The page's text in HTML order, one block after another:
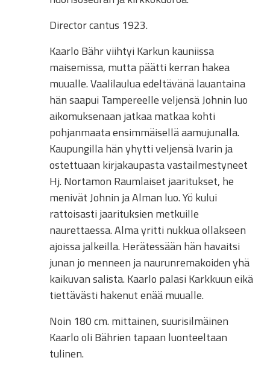
Director cantus 1923.
Kaarlo Bähr viihtyi Karkun kauniissa
maisemissa, mutta päätti kerran hakea
muualle. Vaalilaulua edeltävänä lauantaina
hän saapui Tampereelle veljensä Johnin luo
aikomuksenaan jatkaa matkaa kohti
pohjanmaata ensimmäisellä aamujunalla.
Kaupungilla hän yhytti veljensä Ivarin ja
ostettuaan kirjakaupasta vastailmestyneet
Hj. Nortamon Raumlaiset jaaritukset, he
menivät Johnin ja Alman luo. Yö kului
rattoisasti jaarituksien metkuille
naurettaessa. Alma yritti nukkua ollakseen
ajoissa jalkeilla. Herätessään hän havaitsi
junan jo menneen ja naurunremakoiden yhä
kaikuvan salista. Kaarlo palasi Karkkuun eikä
tiettävästi hakenut enää muualle.
Noin 180 cm. mittainen, suurisilmäinen
Kaarlo oli Bährien tapaan luonteeltaan
tulinen.